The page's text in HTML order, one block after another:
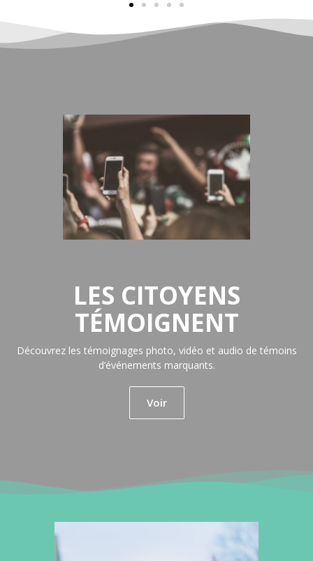
LES CITOYENS
TÉMOIGNENT
Découvrez les témoignages photo, vidéo et audio de témoins
d’événements marquants.
Voir